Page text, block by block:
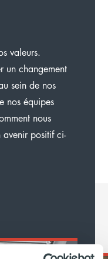
valeurs.
un changement
sein de nos
nos équipes
nous
positif ci-